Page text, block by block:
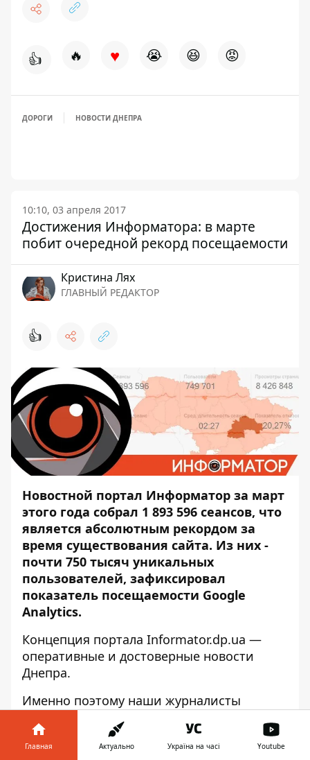
👍 🔥 ♥ 😭 😆 😡
ДОРОГИ НОВОСТИ ДНЕПРА
10:10, 03 апреля 2017
Достижения Информатора: в марте
побит очередной рекорд посещаемости
Кристина Лях
ГЛАВНЫЙ РЕДАКТОР
👍
Новостной портал Информатор за март
этого года собрал 1 893 596 сеансов, что
является абсолютным рекордом за
время существования сайта. Из них -
почти 750 тысяч уникальных
пользователей, зафиксировал
показатель посещаемости Google
Analytics.
Концепция портала Informator.dp.ua —
оперативные и достоверные новости
Днепра.
Именно поэтому наши журналисты
круглосуточно следят за событиями в
городе и выезжают на места
происшествий даже в ночное время.
Главная Актуально Україна на часі Youtube